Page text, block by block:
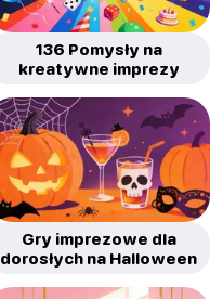
136 Pomysły na
kreatywne imprezy
Gry imprezowe dla
dorosłych na Halloween